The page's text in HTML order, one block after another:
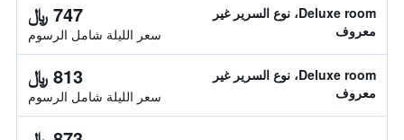
Deluxe room، نوع السرير غير
معروف
747 ﷼
سعر الليلة شامل الرسوم
Deluxe room، نوع السرير غير
معروف
813 ﷼
سعر الليلة شامل الرسوم